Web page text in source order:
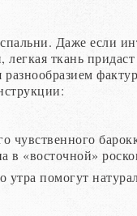
Даже если
ткань
чувственного
в «восточной»
утра помогут